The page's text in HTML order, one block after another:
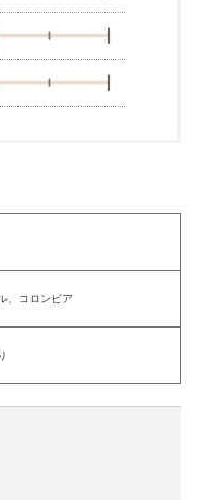
、コロンビア